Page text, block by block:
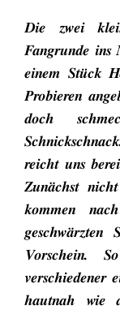
Die zwei
Fangrunde ins
einem Stück
Probieren
doch
reicht uns
Zunächst
kommen
geschwärzten
Vorschein.
verschiedener
hautnah wie